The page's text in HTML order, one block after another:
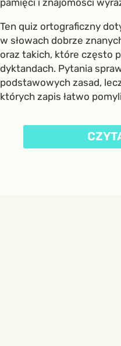
pamięci i znajomości
Ten quiz ortograficzny
w słowach dobrze
oraz takich, które często
dyktandach. Pytania
podstawowych zasad,
których zapis łatwo